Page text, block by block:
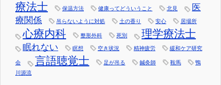
療法士
保温方法 健康ってどういうこと 北見
医
療関係
吊らないように対処 土の香り 安心 居場所
心療内科 整形外科 死別 理学療法士
眠れない 瞑想 空き状況 精神疲労 緩和ケア研究
会 言語聴覚士 足が吊る 鍼灸師 鞍馬
鴨
川源流